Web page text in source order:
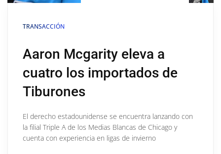
TRANSACCIÓN
Aaron Mcgarity eleva a
cuatro los importados de
Tiburones
El derecho estadounidense se encuentra lanzando con
la filial Triple A de los Medias Blancas de Chicago y
cuenta con experiencia en ligas de invierno